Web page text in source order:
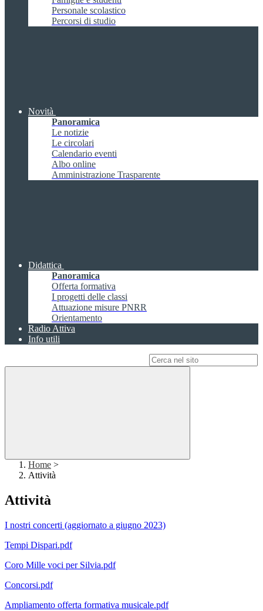
Personale scolastico
Percorsi di studio
Novità
Panoramica
Le notizie
Le circolari
Calendario eventi
Albo online
Amministrazione Trasparente
Didattica
Panoramica
Offerta formativa
I progetti delle classi
Attuazione misure PNRR
Orientamento
Radio Attiva
Info utili
Home >
Attività
Attività
I nostri concerti (aggiornato a giugno 2023)
Tempi Dispari.pdf
Coro Mille voci per Silvia.pdf
Concorsi.pdf
Ampliamento offerta formativa musicale.pdf